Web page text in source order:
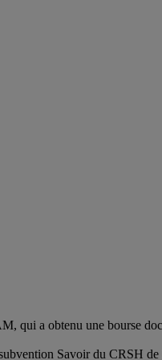
qui a obtenu une bourse
Savoir du CRSH